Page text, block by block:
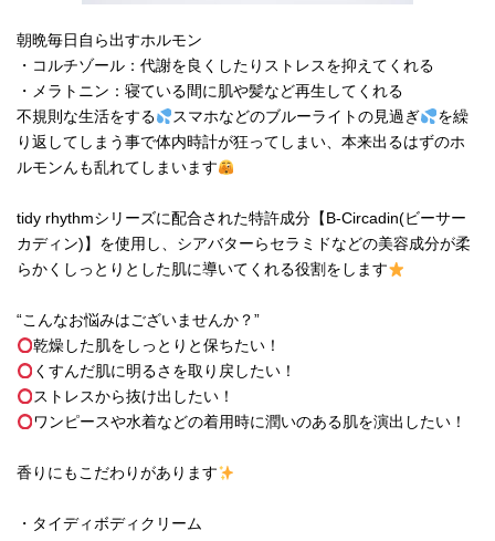
朝晩毎日自ら出すホルモン
・コルチゾール：代謝を良くしたりストレスを抑えてくれる
・メラトニン：寝ている間に肌や髪など再生してくれる
不規則な生活をする
スマホなどのブルーライトの見過ぎ
を繰
り返してしまう事で体内時計が狂ってしまい、本来出るはずのホ
ルモンんも乱れてしまいます
tidy rhythmシリーズに配合された特許成分【B-Circadin(ビーサー
カディン)】を使用し、シアバターらセラミドなどの美容成分が柔
らかくしっとりとした肌に導いてくれる役割をします
“こんなお悩みはございませんか？”
乾燥した肌をしっとりと保ちたい！
くすんだ肌に明るさを取り戻したい！
ストレスから抜け出したい！
ワンピースや水着などの着用時に潤いのある肌を演出したい！
香りにもこだわりがあります
・タイディボディクリーム